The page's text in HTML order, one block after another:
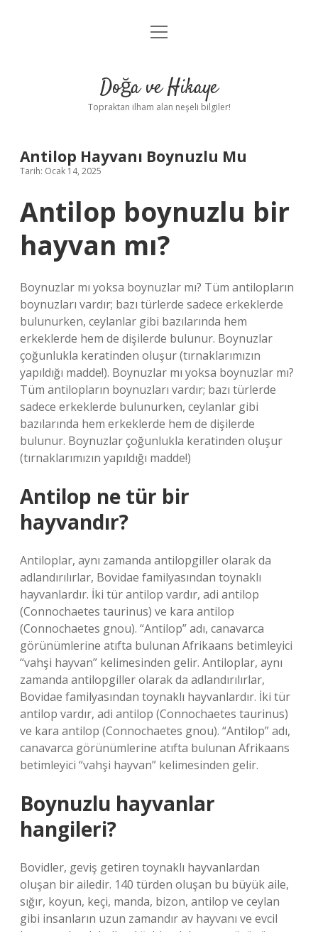
Anasayfa
Yasal Uyarı
menüyü
Doğa ve Hikaye
Topraktan ilham alan neşeli bilgiler!
Antilop Hayvanı Boynuzlu Mu
Tarih: Ocak 14, 2025
Antilop boynuzlu bir
hayvan mı?
Boynuzlar mı yoksa boynuzlar mı? Tüm antilopların
boynuzları vardır; bazı türlerde sadece erkeklerde
bulunurken, ceylanlar gibi bazılarında hem
erkeklerde hem de dişilerde bulunur. Boynuzlar
çoğunlukla keratinden oluşur (tırnaklarımızın
yapıldığı madde!). Boynuzlar mı yoksa boynuzlar mı?
Tüm antilopların boynuzları vardır; bazı türlerde
sadece erkeklerde bulunurken, ceylanlar gibi
bazılarında hem erkeklerde hem de dişilerde
bulunur. Boynuzlar çoğunlukla keratinden oluşur
(tırnaklarımızın yapıldığı madde!)
Antilop ne tür bir
hayvandır?
Antiloplar, aynı zamanda antilopgiller olarak da
adlandırılırlar, Bovidae familyasından toynaklı
hayvanlardır. İki tür antilop vardır, adi antilop
(Connochaetes taurinus) ve kara antilop
(Connochaetes gnou). “Antilop” adı, canavarca
görünümlerine atıfta bulunan Afrikaans betimleyici
“vahşi hayvan” kelimesinden gelir. Antiloplar, aynı
zamanda antilopgiller olarak da adlandırılırlar,
Bovidae familyasından toynaklı hayvanlardır. İki tür
antilop vardır, adi antilop (Connochaetes taurinus)
ve kara antilop (Connochaetes gnou). “Antilop” adı,
canavarca görünümlerine atıfta bulunan Afrikaans
betimleyici “vahşi hayvan” kelimesinden gelir.
Boynuzlu hayvanlar
hangileri?
Bovidler, geviş getiren toynaklı hayvanlardan
oluşan bir ailedir. 140 türden oluşan bu büyük aile,
sığır, koyun, keçi, manda, bizon, antilop ve ceylan
gibi insanların uzun zamandır av hayvanı ve evcil